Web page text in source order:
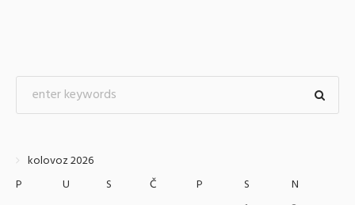
kolovoz 2026
P
U S Č P S
N